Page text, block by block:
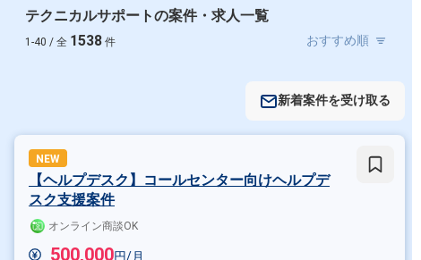
テクニカルサポートの案件・求人一覧
1-40 / 全 1538 件
新着案件を受け取る
NEW
【ヘルプデスク】コールセンター向けヘルプデ
スク支援案件
オンライン商談OK
500,000円/月